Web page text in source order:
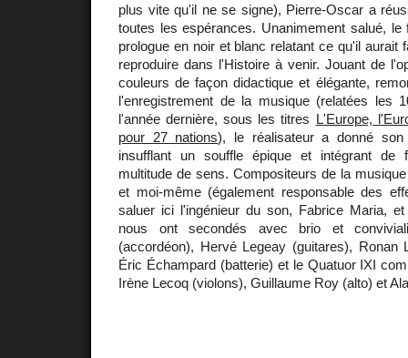
plus vite qu'il ne se signe), Pierre-Oscar a
toutes les espérances. Unanimement salué,
prologue en noir et blanc relatant ce qu'il aurait
reproduire dans l'Histoire à venir. Jouant de
couleurs de façon didactique et élégante,
l'enregistrement de la musique (relatées les
l'année dernière, sous les titres L'Europe,
pour 27 nations), le réalisateur a donné
insufflant un souffle épique et intégrant de
multitude de sens. Compositeurs de la
et moi-même (également responsable des
saluer ici l'ingénieur du son, Fabrice Maria,
nous ont secondés avec brio et
(accordéon), Hervé Legeay (guitares), Ronan
Éric Échampard (batterie) et le Quatuor IXI
Irène Lecoq (violons), Guillaume Roy (alto) et